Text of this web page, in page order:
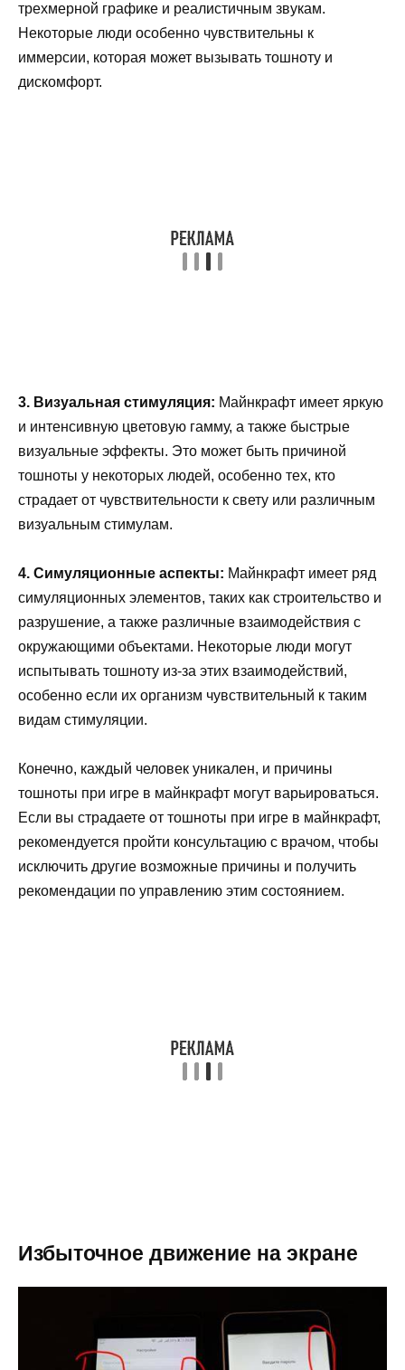
трехмерной графике и реалистичным звукам.
Некоторые люди особенно чувствительны к
иммерсии, которая может вызывать тошноту и
дискомфорт.
3. Визуальная стимуляция: Майнкрафт имеет яркую
и интенсивную цветовую гамму, а также быстрые
визуальные эффекты. Это может быть причиной
тошноты у некоторых людей, особенно тех, кто
страдает от чувствительности к свету или различным
визуальным стимулам.
4. Симуляционные аспекты: Майнкрафт имеет ряд
симуляционных элементов, таких как строительство и
разрушение, а также различные взаимодействия с
окружающими объектами. Некоторые люди могут
испытывать тошноту из-за этих взаимодействий,
особенно если их организм чувствительный к таким
видам стимуляции.
Конечно, каждый человек уникален, и причины
тошноты при игре в майнкрафт могут варьироваться.
Если вы страдаете от тошноты при игре в майнкрафт,
рекомендуется пройти консультацию с врачом, чтобы
исключить другие возможные причины и получить
рекомендации по управлению этим состоянием.
Избыточное движение на экране